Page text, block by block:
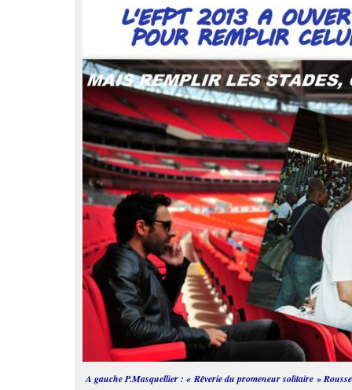
A gauche P.Masquellier : « Rêverie du promeneur solitaire »